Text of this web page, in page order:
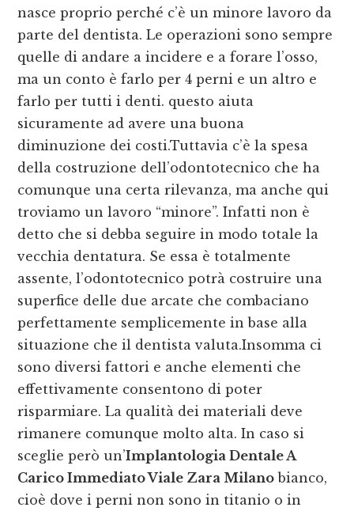
nasce proprio perché c’è un minore lavoro da
parte del dentista. Le operazioni sono sempre
quelle di andare a incidere e a forare l’osso,
ma un conto è farlo per 4 perni e un altro e
farlo per tutti i denti. questo aiuta
sicuramente ad avere una buona
diminuzione dei costi.Tuttavia c’è la spesa
della costruzione dell’odontotecnico che ha
comunque una certa rilevanza, ma anche qui
troviamo un lavoro “minore”. Infatti non è
detto che si debba seguire in modo totale la
vecchia dentatura. Se essa è totalmente
assente, l’odontotecnico potrà costruire una
superfice delle due arcate che combaciano
perfettamente semplicemente in base alla
situazione che il dentista valuta.Insomma ci
sono diversi fattori e anche elementi che
effettivamente consentono di poter
risparmiare. La qualità dei materiali deve
rimanere comunque molto alta. In caso si
sceglie però un’Implantologia Dentale A
Carico Immediato Viale Zara Milano bianco,
cioè dove i perni non sono in titanio o in